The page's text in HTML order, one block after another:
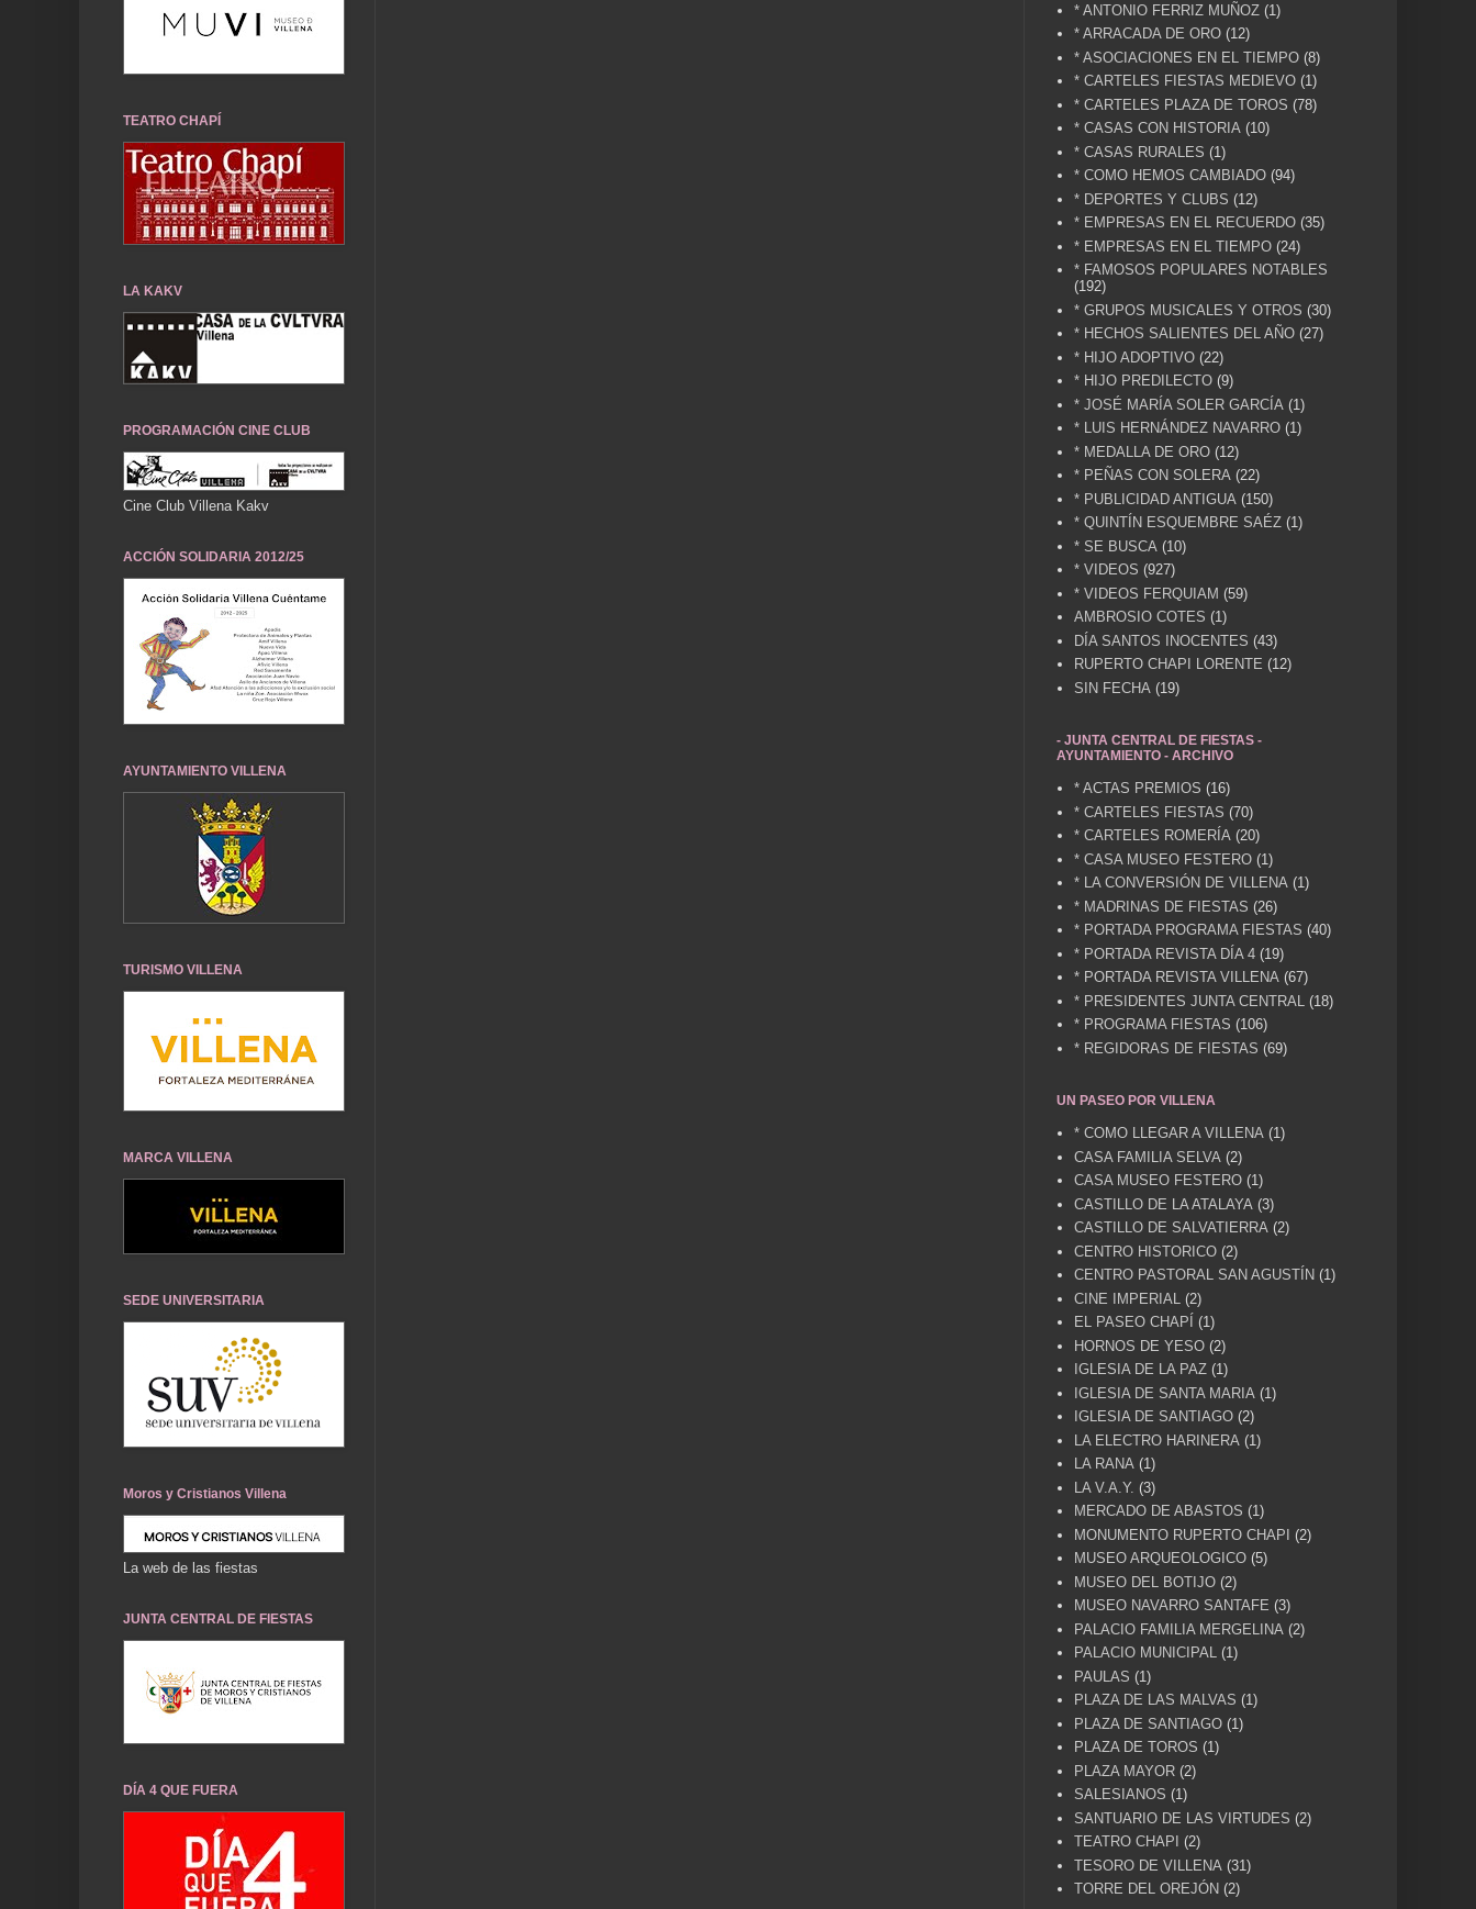
TEATRO CHAPÍ
LA KAKV
PROGRAMACIÓN CINE CLUB
Cine Club Villena Kakv
ACCIÓN SOLIDARIA 2012/25
AYUNTAMIENTO VILLENA
TURISMO VILLENA
MARCA VILLENA
SEDE UNIVERSITARIA
Moros y Cristianos Villena
La web de las fiestas
JUNTA CENTRAL DE FIESTAS
DÍA 4 QUE FUERA
* ANTONIO FERRIZ MUÑOZ (1)
* ARRACADA DE ORO (12)
* ASOCIACIONES EN EL TIEMPO (8)
* CARTELES FIESTAS MEDIEVO (1)
* CARTELES PLAZA DE TOROS (78)
* CASAS CON HISTORIA (10)
* CASAS RURALES (1)
* COMO HEMOS CAMBIADO (94)
* DEPORTES Y CLUBS (12)
* EMPRESAS EN EL RECUERDO (35)
* EMPRESAS EN EL TIEMPO (24)
* FAMOSOS POPULARES NOTABLES
(192)
* GRUPOS MUSICALES Y OTROS (30)
* HECHOS SALIENTES DEL AÑO (27)
* HIJO ADOPTIVO (22)
* HIJO PREDILECTO (9)
* JOSÉ MARÍA SOLER GARCÍA (1)
* LUIS HERNÁNDEZ NAVARRO (1)
* MEDALLA DE ORO (12)
* PEÑAS CON SOLERA (22)
* PUBLICIDAD ANTIGUA (150)
* QUINTÍN ESQUEMBRE SAÉZ (1)
* SE BUSCA (10)
* VIDEOS (927)
* VIDEOS FERQUIAM (59)
AMBROSIO COTES (1)
DÍA SANTOS INOCENTES (43)
RUPERTO CHAPI LORENTE (12)
SIN FECHA (19)
- JUNTA CENTRAL DE FIESTAS -
AYUNTAMIENTO - ARCHIVO
* ACTAS PREMIOS (16)
* CARTELES FIESTAS (70)
* CARTELES ROMERÍA (20)
* CASA MUSEO FESTERO (1)
* LA CONVERSIÓN DE VILLENA (1)
* MADRINAS DE FIESTAS (26)
* PORTADA PROGRAMA FIESTAS (40)
* PORTADA REVISTA DÍA 4 (19)
* PORTADA REVISTA VILLENA (67)
* PRESIDENTES JUNTA CENTRAL
(18)
* PROGRAMA FIESTAS (106)
* REGIDORAS DE FIESTAS (69)
UN PASEO POR VILLENA
* COMO LLEGAR A VILLENA (1)
CASA FAMILIA SELVA (2)
CASA MUSEO FESTERO (1)
CASTILLO DE LA ATALAYA (3)
CASTILLO DE SALVATIERRA (2)
CENTRO HISTORICO (2)
CENTRO PASTORAL SAN AGUSTÍN (1)
CINE IMPERIAL
(2)
EL PASEO CHAPÍ
(1)
HORNOS DE YESO (2)
IGLESIA DE LA PAZ (1)
IGLESIA DE SANTA MARIA (1)
IGLESIA DE SANTIAGO (2)
LA ELECTRO HARINERA (1)
LA RANA (1)
LA V.A.Y. (3)
MERCADO DE ABASTOS (1)
MONUMENTO RUPERTO CHAPI
(2)
MUSEO ARQUEOLOGICO (5)
MUSEO DEL BOTIJO (2)
MUSEO NAVARRO SANTAFE (3)
PALACIO FAMILIA MERGELINA (2)
PALACIO MUNICIPAL (1)
PAULAS (1)
PLAZA DE LAS MALVAS (1)
PLAZA DE SANTIAGO (1)
PLAZA DE TOROS (1)
PLAZA MAYOR (2)
SALESIANOS (1)
SANTUARIO DE LAS VIRTUDES (2)
TEATRO CHAPI
(2)
TESORO DE VILLENA (31)
TORRE DEL OREJÓN (2)